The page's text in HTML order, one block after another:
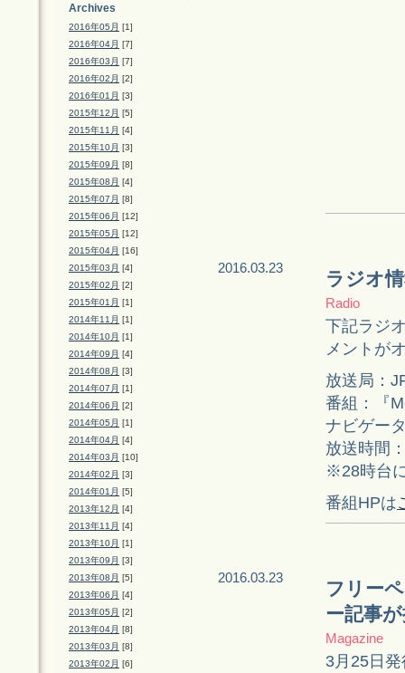
Archives
2016年05月 [1]
2016年04月 [7]
2016年03月 [7]
2016年02月 [2]
2016年01月 [3]
2015年12月 [5]
2015年11月 [4]
2015年10月 [3]
2015年09月 [8]
2015年08月 [4]
2015年07月 [8]
2015年06月 [12]
2015年05月 [12]
2015年04月 [16]
2015年03月 [4]
2015年02月 [2]
2015年01月 [1]
2014年11月 [1]
2014年10月 [1]
2014年09月 [4]
2014年08月 [3]
2014年07月 [1]
2014年06月 [2]
2014年05月 [1]
2014年04月 [4]
2014年03月 [10]
2014年02月 [3]
2014年01月 [5]
2013年12月 [4]
2013年11月 [4]
2013年10月 [1]
2013年09月 [3]
2013年08月 [5]
2013年06月 [4]
2013年05月 [2]
2013年04月 [8]
2013年03月 [8]
2013年02月 [6]
2016.03.23
ラジオ
Radio
下記ラジ
メントが
放送局：
番組：『
ナビゲー
放送時間
※28時台
番組HPは
2016.03.23
フリー
ー記事
Magazine
3月25日